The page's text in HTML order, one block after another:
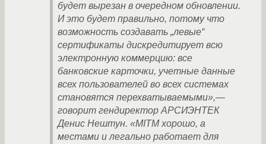
будет вырезан в очередном обновлении.
И это будет правильно, потому что
возможность создавать „левые“
сертификаты дискредитирует всю
электронную коммерцию: все
банковские карточки, учетные данные
всех пользователей во всех системах
становятся перехватываемыми»,—
говорит гендиректор АРСИЭНТЕК
Денис Нештун. «MITM хорошо, а
местами и легально работает для